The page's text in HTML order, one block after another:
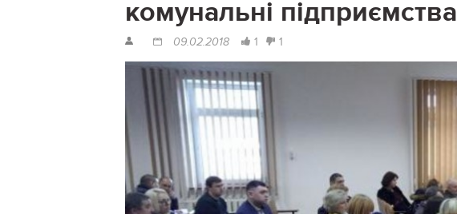
комунальні підприємства
09.02.2018 1 1